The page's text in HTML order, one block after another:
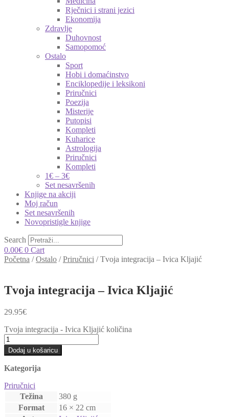
Rječnici i strani jezici
Ekonomija
Zdravlje
Duhovnost
Samopomoć
Ostalo
Sport
Hobi i domaćinstvo
Enciklopedije i leksikoni
Priručnici
Poezija
Misterije
Putopisi
Kompleti
Kuharice
Astrologija
Priručnici
Kompleti
1€ – 3€
Set nesavršenih
Knjige na akciji
Moj račun
Set nesavršenih
Novopristigle knjige
Search
0.00€ 0 Cart
Početna /Ostalo /Priručnici /Tvoja integracija – Ivica Kljajić
Tvoja integracija – Ivica Kljajić
29.95€
Tvoja integracija - Ivica Kljajić količina
Dodaj u košaricu
Kategorija
Priručnici
Težina
380 g
Format
16 × 22 cm